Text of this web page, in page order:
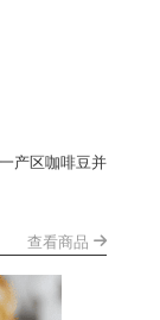
产区咖啡豆并
查看商品